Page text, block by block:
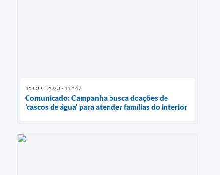
15 OUT 2023 - 11h47
Comunicado: Campanha busca doações de
'cascos de água' para atender famílias do interior